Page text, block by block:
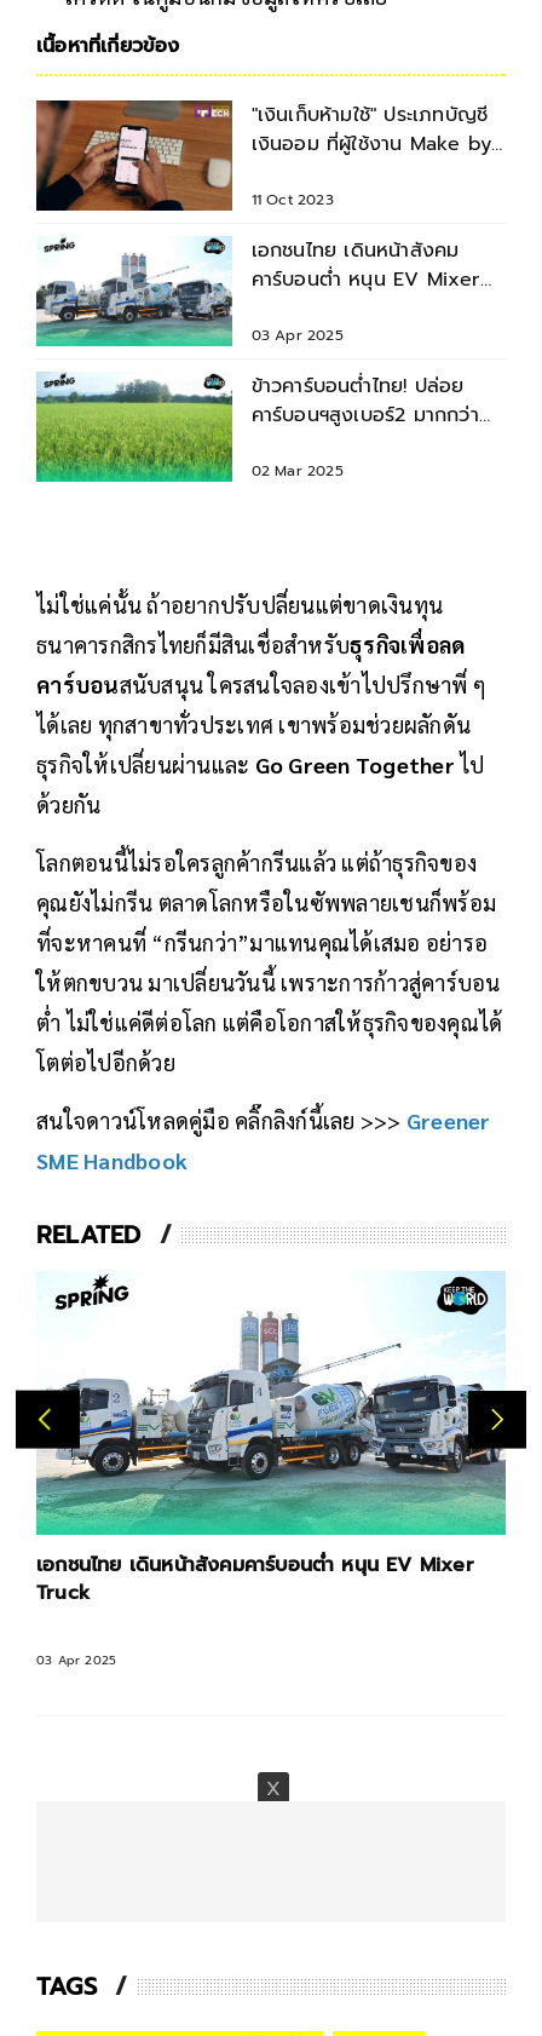
เนื้อหาที่เกี่ยวข้อง
"เงินเก็บห้ามใช้" ประเภทบัญชี
เงินออม ที่ผู้ใช้งาน Make by
11 Oct 2023
เอกชนไทย เดินหน้าสังคม
คาร์บอนต่ำ หนุน EV Mixer
03 Apr 2025
ข้าวคาร์บอนต่ำไทย! ปล่อย
คาร์บอนฯสูงเบอร์2 มากกว่า
02 Mar 2025
ไม่ใช่แค่นั้น ถ้าอยากปรับปลี่ยนแต่ขาดเงินทุน
ธนาคารกสิกรไทยก็มีสินเชื่อสำหรับธุรกิจเพื่อลด
คาร์บอนสนับสนุน ใครสนใจลองเข้าไปปรึกษาพี่ ๆ
ได้เลย ทุกสาขาทั่วประเทศ เขาพร้อมช่วยผลักดัน
ธุรกิจให้เปลี่ยนผ่านและ Go Green Together ไป
ด้วยกัน
โลกตอนนี้ไม่รอใครลูกค้ากรีนแล้ว แต่ถ้าธุรกิจของ
คุณยังไม่กรีน ตลาดโลกหรือในซัพพลายเชนก็พร้อม
ที่จะหาคนที่ “กรีนกว่า”มาแทนคุณได้เสมอ อย่ารอ
ให้ตกขบวน มาเปลี่ยนวันนี้ เพราะการก้าวสู่คาร์บอน
ต่ำ ไม่ใช่แค่ดีต่อโลก แต่คือโอกาสให้ธุรกิจของคุณได้
โตต่อไปอีกด้วย
สนใจดาวน์โหลดคู่มือ คลิ๊กลิงก์นี้เลย >>> Greener
SME Handbook
RELATED
เอกชนไทย เดินหน้าสังคมคาร์บอนต่ำ หนุน EV Mixer
Truck
03 Apr 2025
TAGS